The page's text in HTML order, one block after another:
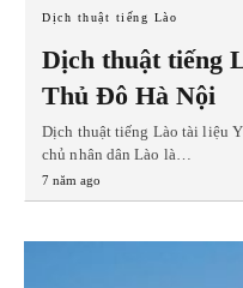
Dịch thuật tiếng Lào
Dịch thuật tiếng
Thủ Đô Hà Nội
Dịch thuật tiếng Lào tài liệu
chủ nhân dân Lào là…
7 năm ago